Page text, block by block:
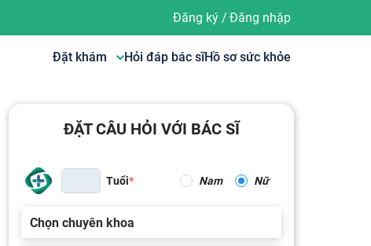
Đăng ký/ Đăng nhập
Đặt khám Hỏi đáp bác sĩHồ sơ sức khỏe
ĐẶT CÂU HỎI VỚI BÁC SĨ
Tuổi Nam Nữ
Chọn chuyên khoa